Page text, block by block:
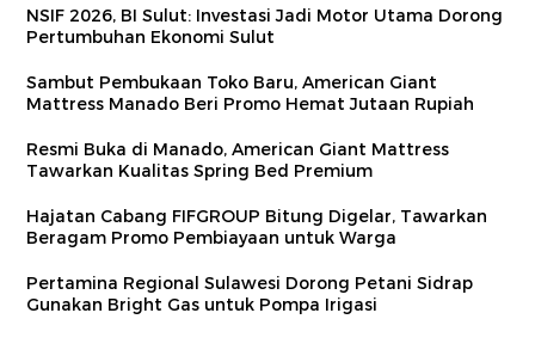
NSIF 2026, BI Sulut: Investasi Jadi Motor Utama Dorong
Pertumbuhan Ekonomi Sulut
Sambut Pembukaan Toko Baru, American Giant
Mattress Manado Beri Promo Hemat Jutaan Rupiah
Resmi Buka di Manado, American Giant Mattress
Tawarkan Kualitas Spring Bed Premium
Hajatan Cabang FIFGROUP Bitung Digelar, Tawarkan
Beragam Promo Pembiayaan untuk Warga
Pertamina Regional Sulawesi Dorong Petani Sidrap
Gunakan Bright Gas untuk Pompa Irigasi